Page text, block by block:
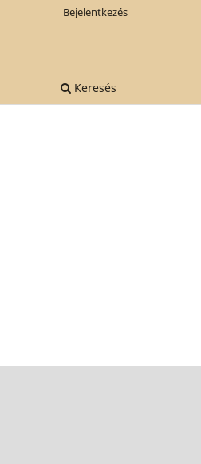
Keresés
Bejelentkezés